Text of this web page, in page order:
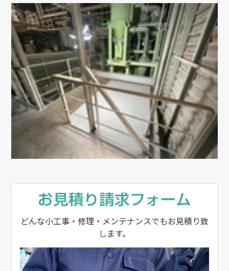
どんな小工事・修理・メンテナンスでもお見積り致
します。